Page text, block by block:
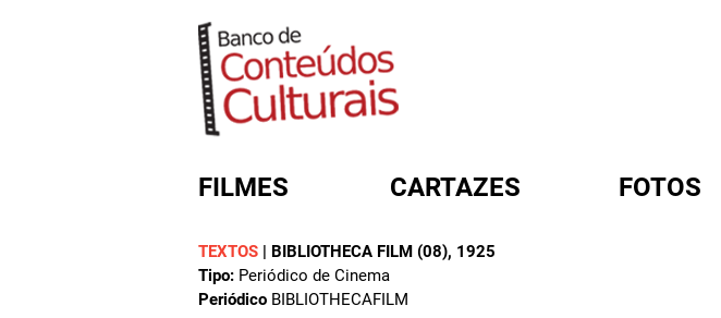
FILMES CARTAZES FOTOS
TEXTOS | BIBLIOTHECA FILM (08), 1925
Tipo: Periódico de Cinema
Periódico BIBLIOTHECAFILM
FORMULÁRIO DE BUSCA